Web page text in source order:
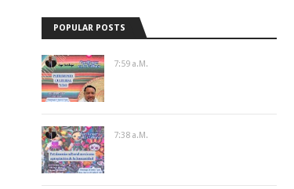
POPULAR POSTS
7:59 A.m.
7:38 A.m.